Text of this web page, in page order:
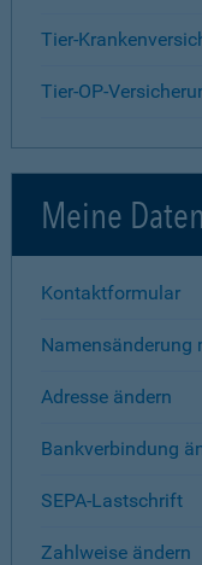
Tier-
Tier-OP-
Meine
Kontaktformular
Namensänderung
Adresse ändern
Bankverbindung
SEPA-Lastschrift
Zahlweise ändern